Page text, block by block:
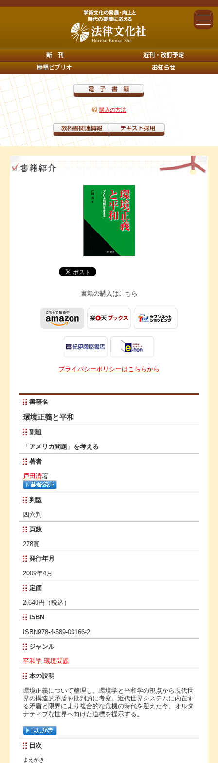
購入の方法
書籍の購入はこちら
プライバシーポリシーはこちらから
書籍名
環境正義と平和
副題
「アメリカ問題」を考える
著者
戸田清著
判型
四六判
頁数
278頁
発行年月
2009年4月
定価
2,640円（税込）
ISBN
ISBN978-4-589-03166-2
ジャンル
平和学 環境問題
本の説明
環境正義について整理し、環境学と平和学の視点から現代世
界の構造的矛盾を批判的に考察。近代世界システムに内在す
る矛盾と限界により複合的な危機の時代を迎えた今、オルタ
ナティブな世界へ向けた道標を提示する。
目次
まえがき